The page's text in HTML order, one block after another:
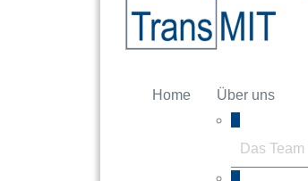
Home Über uns
Das Team